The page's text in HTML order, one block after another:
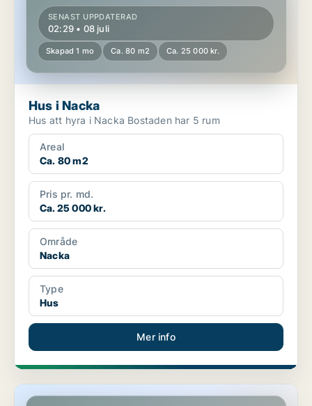
SENAST UPPDATERAD
02:29 • 08 juli
Skapad 1 mo Ca. 80 m2 Ca. 25 000 kr.
Hus i Nacka
Hus att hyra i Nacka Bostaden har 5 rum
Areal
Ca. 80 m2
Pris pr. md.
Ca. 25 000 kr.
Område
Nacka
Type
Hus
Mer info
Hus i Nacka, Älta